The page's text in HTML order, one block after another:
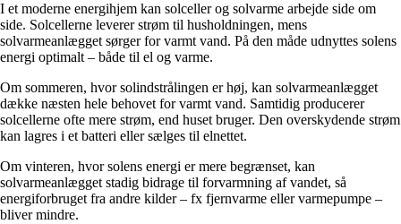
I et moderne energihjem kan solceller og solvarme arbejde side om
side. Solcellerne leverer strøm til husholdningen, mens
solvarmeanlægget sørger for varmt vand. På den måde udnyttes solens
energi optimalt – både til el og varme.
Om sommeren, hvor solindstrålingen er høj, kan solvarmeanlægget
dække næsten hele behovet for varmt vand. Samtidig producerer
solcellerne ofte mere strøm, end huset bruger. Den overskydende strøm
kan lagres i et batteri eller sælges til elnettet.
Om vinteren, hvor solens energi er mere begrænset, kan
solvarmeanlægget stadig bidrage til forvarmning af vandet, så
energiforbruget fra andre kilder – fx fjernvarme eller varmepumpe –
bliver mindre.